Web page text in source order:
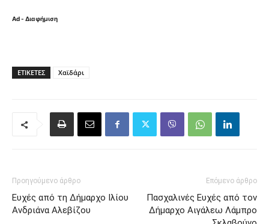
Ad - Διαφήμιση
ΕΤΙΚΈΤΕΣ Χαϊδάρι
Προηγούμενο άρθρο
Ευχές από τη Δήμαρχο Ιλίου
Ανδριάνα Αλεβίζου
Επόμενο άρθρο
Πασχαλινές Ευχές από τον
Δήμαρχο Αιγάλεω Λάμπρο